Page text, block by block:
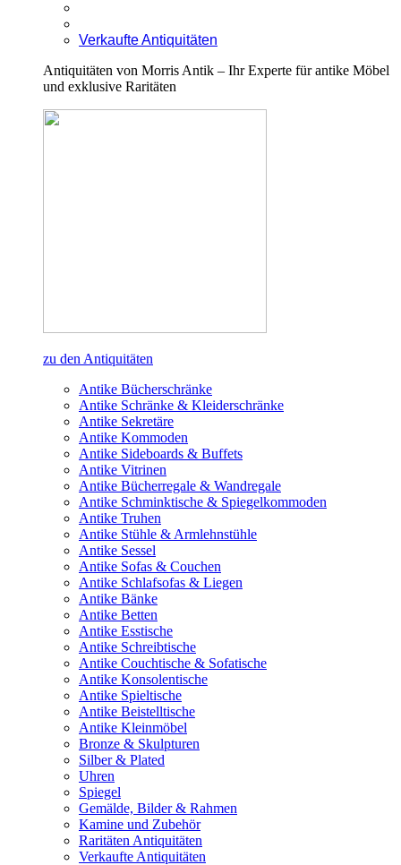
Verkaufte Antiquitäten
Antiquitäten von Morris Antik – Ihr Experte für antike Möbel
und exklusive Raritäten
zu den Antiquitäten
Antike Bücherschränke
Antike Schränke & Kleiderschränke
Antike Sekretäre
Antike Kommoden
Antike Sideboards & Buffets
Antike Vitrinen
Antike Bücherregale & Wandregale
Antike Schminktische & Spiegelkommoden
Antike Truhen
Antike Stühle & Armlehnstühle
Antike Sessel
Antike Sofas & Couchen
Antike Schlafsofas & Liegen
Antike Bänke
Antike Betten
Antike Esstische
Antike Schreibtische
Antike Couchtische & Sofatische
Antike Konsolentische
Antike Spieltische
Antike Beistelltische
Antike Kleinmöbel
Bronze & Skulpturen
Silber & Plated
Uhren
Spiegel
Gemälde, Bilder & Rahmen
Kamine und Zubehör
Raritäten Antiquitäten
Verkaufte Antiquitäten